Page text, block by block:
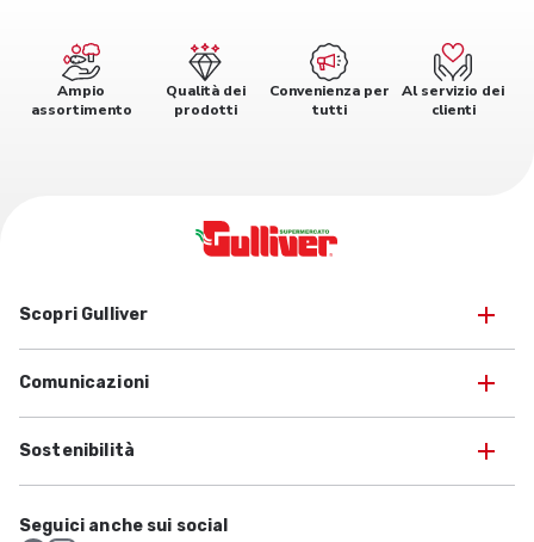
Ampio
assortimento
Qualità dei
prodotti
Convenienza per
tutti
Al servizio dei
clienti
Scopri Gulliver
Comunicazioni
Sostenibilità
Seguici anche sui social